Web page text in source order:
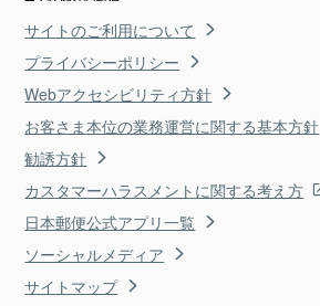
サイトのご利用について
プライバシーポリシー
Webアクセシビリティ方針
お客さま本位の業務運営に関する基本方針
勧誘方針
カスタマーハラスメントに関する考え方
日本郵便公式アプリ一覧
ソーシャルメディア
サイトマップ